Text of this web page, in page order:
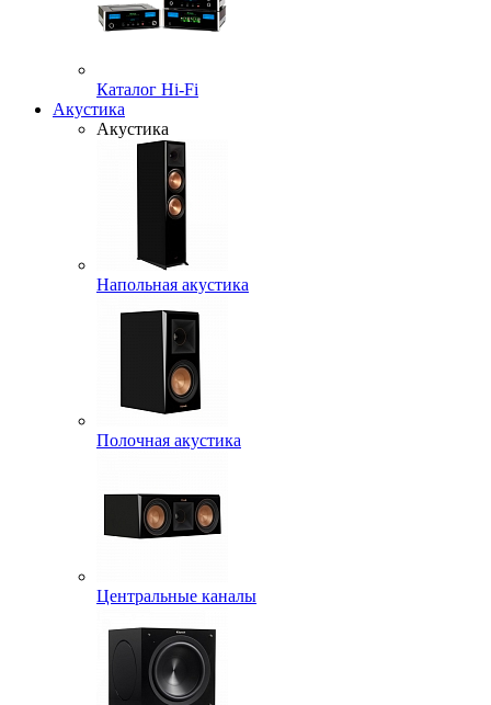
Каталог Hi-Fi
Акустика
Акустика
Напольная акустика
Полочная акустика
Центральные каналы